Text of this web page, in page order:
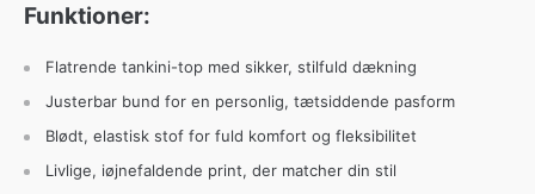
Funktioner:
Flatrende tankini-top med sikker, stilfuld dækning
Justerbar bund for en personlig, tætsiddende pasform
Blødt, elastisk stof for fuld komfort og fleksibilitet
Livlige, iøjnefaldende print, der matcher din stil